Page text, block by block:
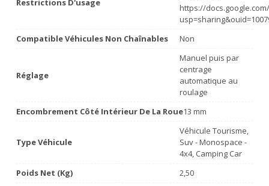
https://
Compatible Véhicules Non Chaînables
Non
Réglage
Manuel puis par
centrage
automatique au
roulage
Encombrement Côté Intérieur De La Roue13 mm
Type Véhicule
Véhicule Tourisme,
Suv - Monospace -
4x4, Camping Car
Poids Net (Kg)
2,50